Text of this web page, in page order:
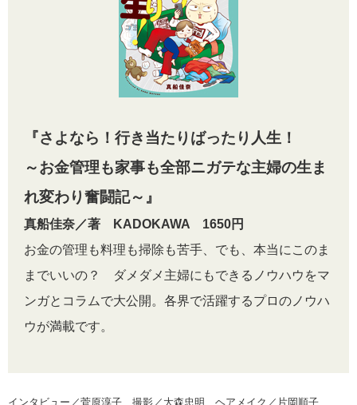
『さよなら！行き当たりばったり人生！
～お金管理も家事も全部ニガテな主婦の生ま
れ変わり奮闘記～』
真船佳奈／著 KADOKAWA 1650円
お金の管理も料理も掃除も苦手、でも、本当にこのま
までいいの？ ダメダメ主婦にもできるノウハウをマ
ンガとコラムで大公開。各界で活躍するプロのノウハ
ウが満載です。
インタビュー／菅原淳子 撮影／大森忠明 ヘアメイク／片岡順子